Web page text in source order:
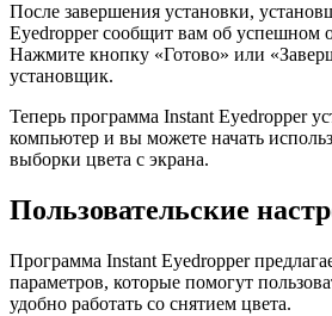
После завершения установки,
Eyedropper сообщит вам об успешном
Нажмите кнопку «Готово» или
установщик.
Теперь программа Instant Eyedropper
компьютер и вы можете начать
выборки цвета с экрана.
Пользовательские
Программа Instant Eyedropper
параметров, которые помогут
удобно работать со снятием цвета.